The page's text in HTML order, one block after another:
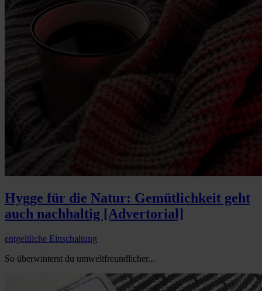
Hygge für die Natur: Gemütlichkeit geht
auch nachhaltig [Advertorial]
entgeltliche Einschaltung
So überwinterst du umweltfreundlicher...